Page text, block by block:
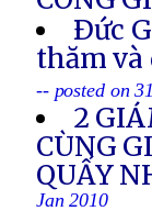
Ðức
thăm và
-- posted on
2
CÙNG
QUẤY